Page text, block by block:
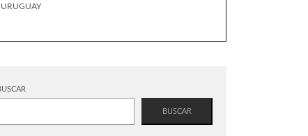
URUGUAY
BUSCAR